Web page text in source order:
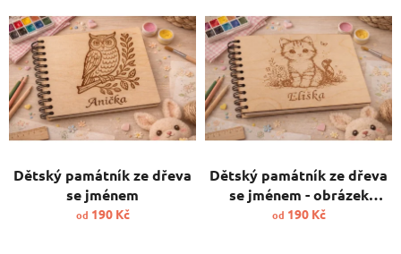
d
u
k
ů
V
ý
p
s
p
r
Dětský památník ze dřeva
se jménem
od 190 Kč
Dětský památník ze dřeva
se jménem - obrázek
kočička
od 190 Kč